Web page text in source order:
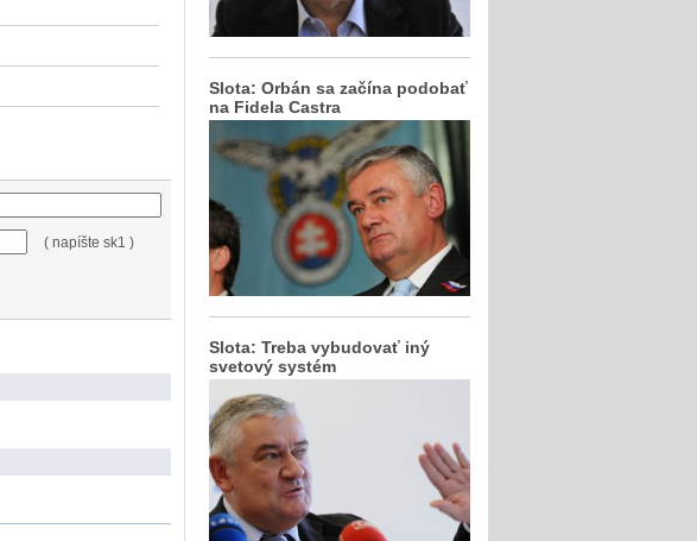
Slota: Orbán sa začína podobať
na Fidela Castra
Slota: Treba vybudovať iný
svetový systém
( napíšte sk1 )